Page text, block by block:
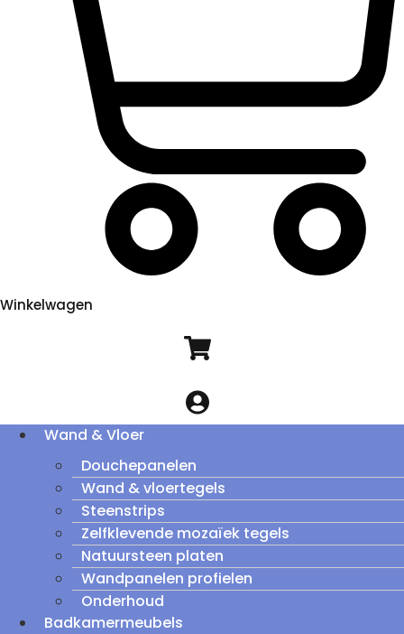
Winkelwagen
Wand & Vloer
Douchepanelen
Wand & vloertegels
Steenstrips
Zelfklevende mozaïek tegels
Natuursteen platen
Wandpanelen profielen
Onderhoud
Badkamermeubels